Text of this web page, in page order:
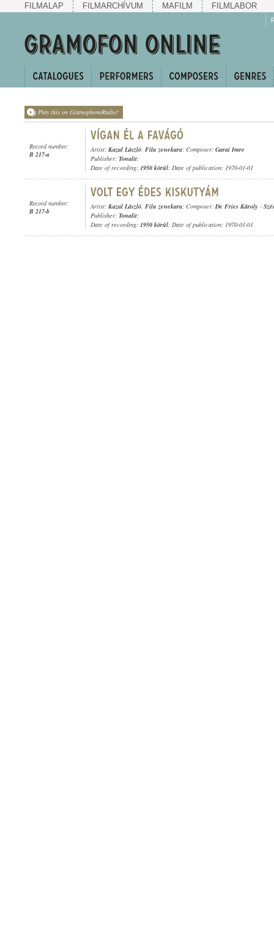
FILMALAP FILMARCHÍVUM MAFILM FILMLABOR
Play this on GramophoneRadio!
Record number:
B 217-a
Artist: Kazal László, Filu zenekara; Composer: Garai Imre
Publisher: Tonalit;
Date of recording: 1950 körül; Date of publication: 1970-01-01
Record number:
B 217-b
Artist: Kazal László, Filu zenekara; Composer:De Fries Károly -
Publisher: Tonalit;
Date of recording: 1950 körül; Date of publication: 1970-01-01